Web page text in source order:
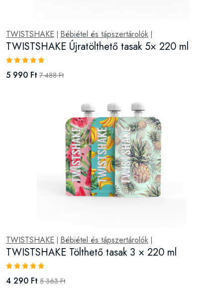
TWISTSHAKE Bébiétel és tápszertárolók
TWISTSHAKE Újratölthető tasak 5× 220 ml
5 990 Ft 7 488 Ft
TWISTSHAKE Bébiétel és tápszertárolók
TWISTSHAKE Tölthető tasak 3 × 220 ml
4 290 Ft 5 363 Ft